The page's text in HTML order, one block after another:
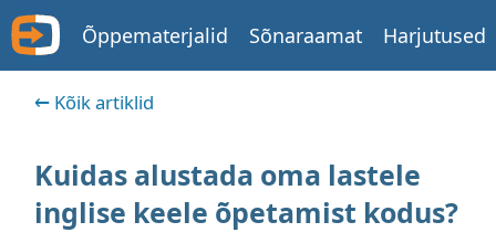
Õppematerjalid Sõnaraamat Harjutused
Kõik artiklid
Kuidas alustada oma lastele
inglise keele õpetamist kodus?